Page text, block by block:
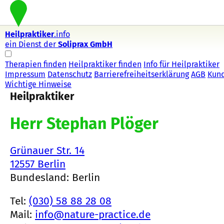
Heilpraktiker.info
ein Dienst der Soliprax GmbH
Therapien finden Heilpraktiker finden Info für Heilpraktiker
Impressum Datenschutz Barrierefreiheitserklärung AGB
Wichtige Hinweise
Heilpraktiker
Herr Stephan Plöger
Grünauer Str. 14
12557 Berlin
Bundesland: Berlin
Tel: (030) 58 88 28 08
Mail: info@nature-practice.de